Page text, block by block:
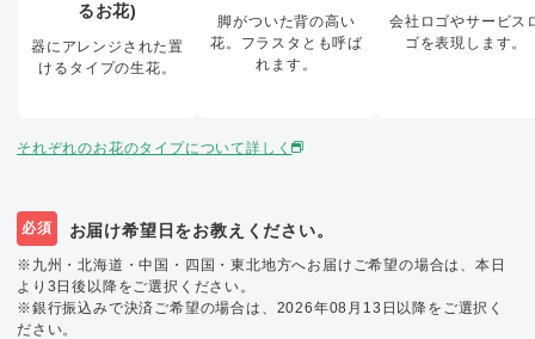
るお花)
器にアレンジされた置
けるタイプの生花。
脚がついた背の高い
花。フラスタとも呼ば
れます。
会社ロゴやサービス
ゴを表現します。
それぞれのお花のタイプについて詳しく
必須 お届け希望日をお教えください。
※九州・北海道・中国・四国・東北地方へお届けご希望の場合は、本日
より3日後以降をご選択ください。
※銀行振込みで決済ご希望の場合は、2026年08月13日以降をご選択く
ださい。